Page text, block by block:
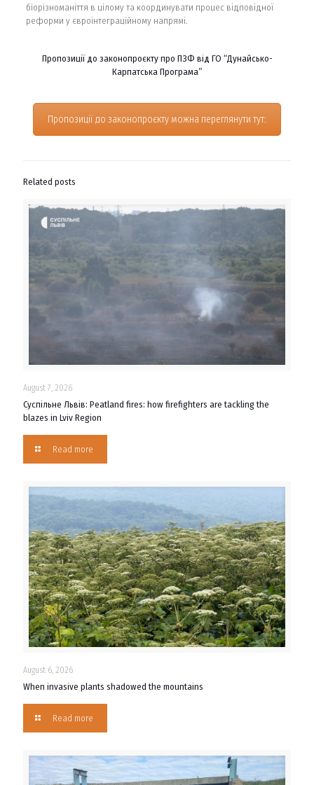
біорізноманіття в цілому та координувати процес відповідної
реформи у євроінтеграційному напрямі.
Пропозиції до законопроєкту про ПЗФ від ГО “Дунайсько-
Карпатська Програма”
Пропозиції до законопроєкту можна переглянути тут:
Related posts
August 7, 2026
Суспільне Львів: Peatland fires: how firefighters are tackling the
blazes in Lviv Region
Read more
August 6, 2026
When invasive plants shadowed the mountains
Read more